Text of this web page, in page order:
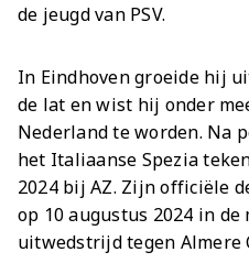
de jeugd van PSV.
In Eindhoven groeide hij
de lat en wist hij onder
Nederland te worden. Na
het Italiaanse Spezia
2024 bij AZ. Zijn officiële
op 10 augustus 2024 in de
uitwedstrijd tegen Almere